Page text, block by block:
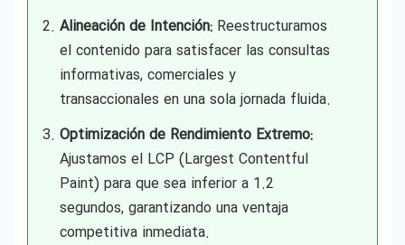
Alineación de Intención: Reestructuramos
el contenido para satisfacer las consultas
informativas, comerciales y
transaccionales en una sola jornada fluida.
Optimización de Rendimiento Extremo:
Ajustamos el LCP (Largest Contentful
Paint) para que sea inferior a 1.2
segundos, garantizando una ventaja
competitiva inmediata.